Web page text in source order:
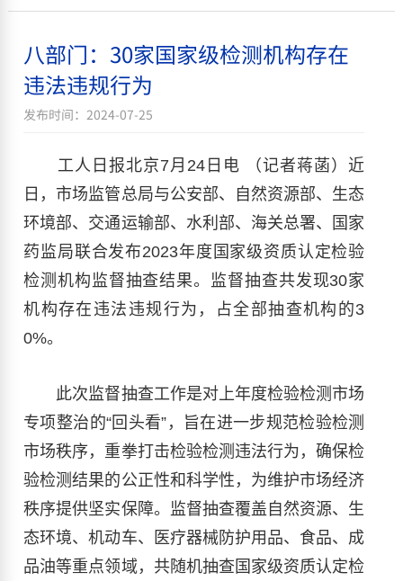
八部门：30家国家级检测机构存在
违法违规行为
发布时间：2024-07-25
工人日报北京7月24日电 （记者蒋菡）近
日，市场监管总局与公安部、自然资源部、生态
环境部、交通运输部、水利部、海关总署、国家
药监局联合发布2023年度国家级资质认定检验
检测机构监督抽查结果。监督抽查共发现30家
机构存在违法违规行为，占全部抽查机构的3
0%。
此次监督抽查工作是对上年度检验检测市场
专项整治的“回头看”，旨在进一步规范检验检测
市场秩序，重拳打击检验检测违法行为，确保检
验检测结果的公正性和科学性，为维护市场经济
秩序提供坚实保障。监督抽查覆盖自然资源、生
态环境、机动车、医疗器械防护用品、食品、成
品油等重点领域，共随机抽查国家级资质认定检